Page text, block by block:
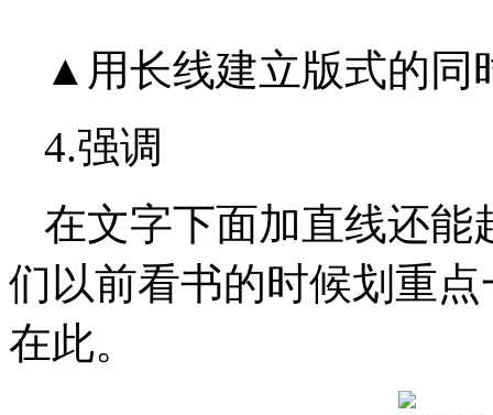
▲用长线建立版式的同
4.强调
在文字下面加直线还能
们以前看书的时候划重
在此。